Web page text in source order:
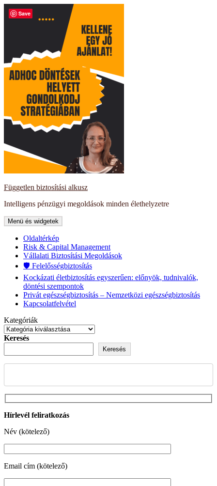
Kilépés
Független biztosítási alkusz
Intelligens pénzügyi megoldások minden élethelyzetre
Menü és widgetek
Oldaltérkép
Risk & Capital Management
Vállalati Biztosítási Megoldások
🛡️ Felelősségbiztosítás
Kockázati életbiztosítás egyszerűen: előnyök, tudnivalók,
döntési szempontok
Privát egészségbiztosítás – Nemzetközi egészségbiztosítás
Kapcsolatfelvétel
Kategóriák
Keresés
Keresés
Hírlevél feliratkozás
Név (kötelező)
Email cím (kötelező)
Save